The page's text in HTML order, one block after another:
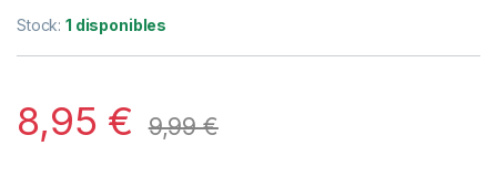
Boilies